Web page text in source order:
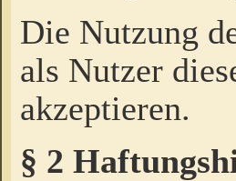
Die Nutzung
als Nutzer
akzeptieren.
§ 2